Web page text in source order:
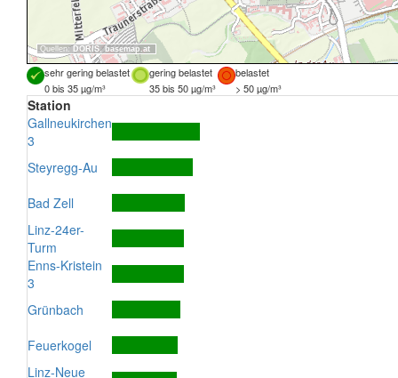
Quellen: DORIS, basemap.at
sehr gering belastet gering belastet
belastet
0 bis 35 µg/m³
35 bis 50 µg/m³ > 50 µg/m³
Station
Gallneukirchen
3
Steyregg-Au
Bad Zell
Linz-24er-
Turm
Enns-Kristein
3
Grünbach
Feuerkogel
Linz-Neue